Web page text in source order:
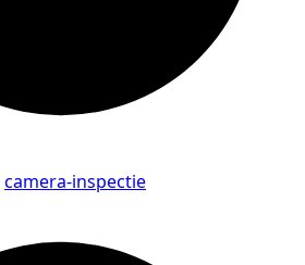
camera-inspectie